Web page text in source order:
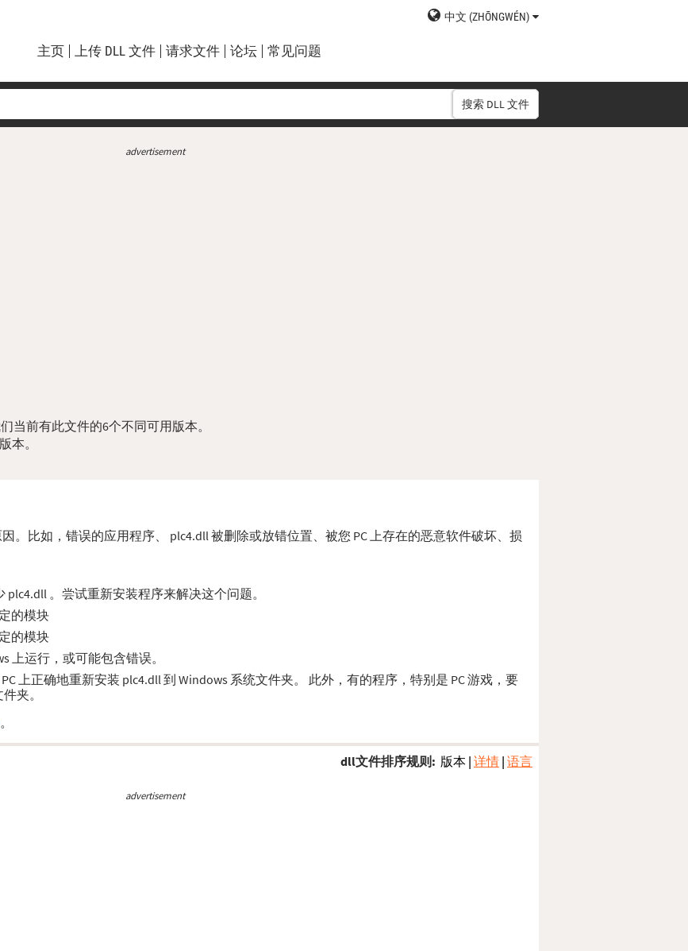
中文 (ZHŌNGWÉN)
主页 上传 DLL 文件 请求文件 论坛 常见问题
搜索 DLL 文件
advertisement
当前有此文件的6个不同可用版本。
本。
。比如，错误的应用程序、 plc4.dll 被删除或放错位置、被您 PC 上存在的恶意软件破坏、损
。尝试重新安装程序来解决这个问题。
的模块
的模块
上运行，或可能包含错误。
上正确地重新安装 plc4.dll 到 Windows 系统文件夹。 此外，有的程序，特别是 PC 游戏，要
夹。
。
dll文件排序规则: 版本 | 详情 | 语言
advertisement